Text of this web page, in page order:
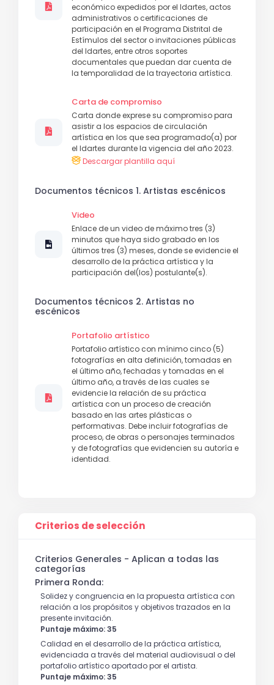
económico expedidos por el Idartes, actos
administrativos o certificaciones de
participación en el Programa Distrital de
Estímulos del sector o invitaciones públicas
del Idartes, entre otros soportes
documentales que puedan dar cuenta de
la temporalidad de la trayectoria artística.
Carta de compromiso
Carta donde exprese su compromiso para
asistir a los espacios de circulación
artística en los que sea programado(a) por
el Idartes durante la vigencia del año 2023.
Descargar plantilla aquí
Documentos técnicos 1. Artistas escénicos
Video
Enlace de un video de máximo tres (3)
minutos que haya sido grabado en los
últimos tres (3) meses, donde se evidencie el
desarrollo de la práctica artística y la
participación del(los) postulante(s).
Documentos técnicos 2. Artistas no
escénicos
Portafolio artístico
Portafolio artístico con mínimo cinco (5)
fotografías en alta definición, tomadas en
el último año, fechadas y tomadas en el
último año, a través de las cuales se
evidencie la relación de su práctica
artística con un proceso de creación
basado en las artes plásticas o
performativas. Debe incluir fotografías de
proceso, de obras o personajes terminados
y de fotografías que evidencien su autoría e
identidad.
Criterios de selección
Criterios Generales - Aplican a todas las
categorías
Primera Ronda:
Solidez y congruencia en la propuesta artística con
relación a los propósitos y objetivos trazados en la
presente invitación.
Puntaje máximo: 35
Calidad en el desarrollo de la práctica artística,
evidenciada a través del material audiovisual o del
portafolio artístico aportado por el artista.
Puntaje máximo: 35